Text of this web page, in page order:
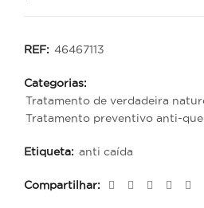
REF: 46467113
Categorias:
Tratamento de verdadeira
Tratamento preventivo anti-
Etiqueta: anti caída
Compartilhar